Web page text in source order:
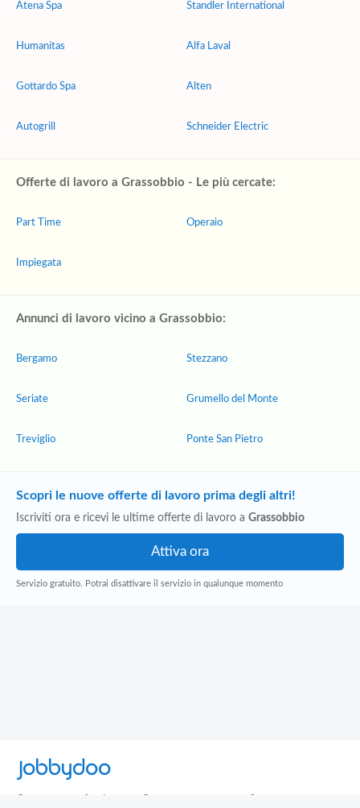
Atena Spa
Humanitas
Gottardo Spa
Autogrill
Standler International
Alfa Laval
Alten
Schneider Electric
Offerte di lavoro a Grassobbio - Le più cercate:
Part Time
Impiegata
Operaio
Annunci di lavoro vicino a Grassobbio:
Bergamo
Seriate
Treviglio
Stezzano
Grumello del Monte
Ponte San Pietro
Scopri le nuove offerte di lavoro prima degli altri!
Iscriviti ora e ricevi le ultime offerte di lavoro a Grassobbio
Servizio gratuito. Potrai disattivare il servizio in qualunque momento
Jobbydoo